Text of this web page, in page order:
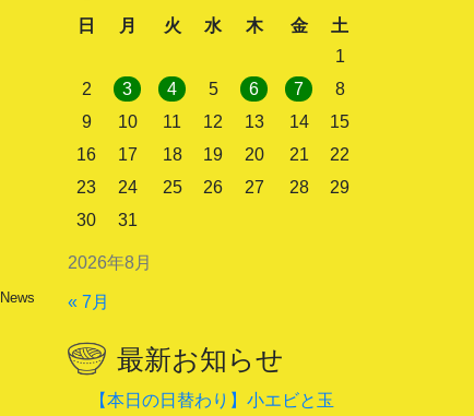
News
2026年8月
日 月 火 水 木 金
土
1
2
3 4 5 6 7
8
9
10 11 12 13 14
15
16
17 18 19 20 21
22
23
24 25 26 27 28
29
30
31
« 7月
最新お知らせ
【本日の日替わり】小エビと玉